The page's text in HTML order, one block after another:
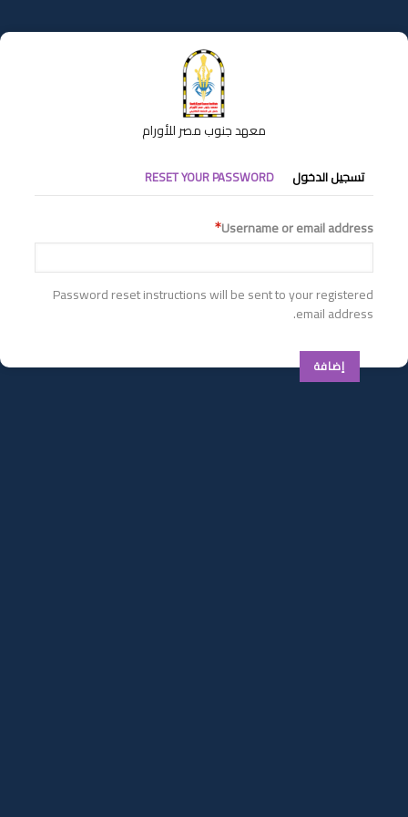
إلى
المحتوى
معهد جنوب مصر للأورام
التبويبات
الأساسية
تسجيل الدخول RESET YOUR PASSWORD
Username or email address
Password reset instructions will be sent to your registered
email address.